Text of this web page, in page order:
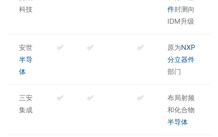
科技
件封测向
IDM升级
安世
半导
体
✅ ✅ ✅ 原为NXP
分立器件
部门
三安
集成
✅ ✅ ✅
布局射频
和化合物
半导体